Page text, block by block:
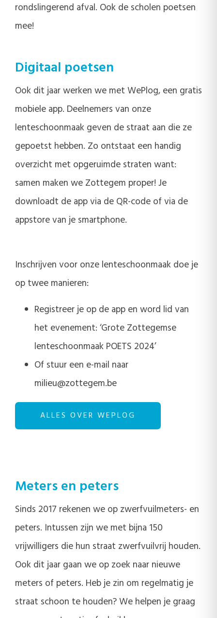
rondslingerend afval. Ook de scholen poetsen
mee!
Digitaal poetsen
Ook dit jaar werken we met WePlog, een gratis
mobiele app. Deelnemers van onze
lenteschoonmaak geven de straat aan die ze
gepoetst hebben. Zo ontstaat een handig
overzicht met opgeruimde straten want:
samen maken we Zottegem proper! Je
downloadt de app via de QR-code of via de
appstore van je smartphone.
Inschrijven voor onze lenteschoonmaak doe je
op twee manieren:
Registreer je op de app en word lid van
het evenement: ‘Grote Zottegemse
lenteschoonmaak POETS 2024’
Of stuur een e-mail naar
milieu@zottegem.be
ALLES OVER WEPLOG
Meters en peters
Sinds 2017 rekenen we op zwerfvuilmeters- en
peters. Intussen zijn we met bijna 150
vrijwilligers die hun straat zwerfvuilvrij houden.
Ook dit jaar gaan we op zoek naar nieuwe
meters of peters. Heb je zin om regelmatig je
straat schoon te houden? We helpen je graag